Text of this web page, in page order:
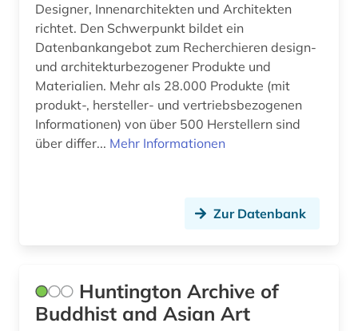
rheinland (1)
saarbrücken (1)
sakralbau (2)
sammlung (1)
sozialwissenschaften (1)
Designer, Innenarchitekten und Architekten
richtet. Den Schwerpunkt bildet ein
Datenbankangebot zum Recherchieren design-
und architekturbezogener Produkte und
Materialien. Mehr als 28.000 Produkte (mit
produkt-, hersteller- und vertriebsbezogenen
Informationen) von über 500 Herstellern sind
über differ... Mehr Informationen
Zur Datenbank
Huntington Archive of
Buddhist and Asian Art